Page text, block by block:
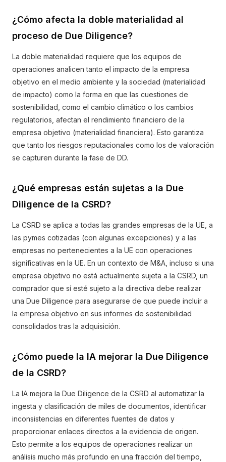
¿Cómo afecta la doble materialidad al
proceso de Due Diligence?
La doble materialidad requiere que los equipos de
operaciones analicen tanto el impacto de la empresa
objetivo en el medio ambiente y la sociedad (materialidad
de impacto) como la forma en que las cuestiones de
sostenibilidad, como el cambio climático o los cambios
regulatorios, afectan el rendimiento financiero de la
empresa objetivo (materialidad financiera). Esto garantiza
que tanto los riesgos reputacionales como los de valoración
se capturen durante la fase de DD.
¿Qué empresas están sujetas a la Due
Diligence de la CSRD?
La CSRD se aplica a todas las grandes empresas de la UE, a
las pymes cotizadas (con algunas excepciones) y a las
empresas no pertenecientes a la UE con operaciones
significativas en la UE. En un contexto de M&A, incluso si una
empresa objetivo no está actualmente sujeta a la CSRD, un
comprador que sí esté sujeto a la directiva debe realizar
una Due Diligence para asegurarse de que puede incluir a
la empresa objetivo en sus informes de sostenibilidad
consolidados tras la adquisición.
¿Cómo puede la IA mejorar la Due Diligence
de la CSRD?
La IA mejora la Due Diligence de la CSRD al automatizar la
ingesta y clasificación de miles de documentos, identificar
inconsistencias en diferentes fuentes de datos y
proporcionar enlaces directos a la evidencia de origen.
Esto permite a los equipos de operaciones realizar un
análisis mucho más profundo en una fracción del tiempo,